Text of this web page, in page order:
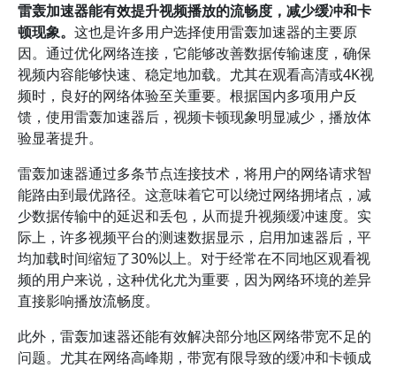
雷轰加速器能有效提升视频播放的流畅度，减少缓冲和卡
顿现象。 这也是许多用户选择使用雷轰加速器的主要原
因。通过优化网络连接，它能够改善数据传输速度，确保
视频内容能够快速、稳定地加载。尤其在观看高清或4K视
频时，良好的网络体验至关重要。根据国内多项用户反
馈，使用雷轰加速器后，视频卡顿现象明显减少，播放体
验显著提升。
雷轰加速器通过多条节点连接技术，将用户的网络请求智
能路由到最优路径。这意味着它可以绕过网络拥堵点，减
少数据传输中的延迟和丢包，从而提升视频缓冲速度。实
际上，许多视频平台的测速数据显示，启用加速器后，平
均加载时间缩短了30%以上。对于经常在不同地区观看视
频的用户来说，这种优化尤为重要，因为网络环境的差异
直接影响播放流畅度。
此外，雷轰加速器还能有效解决部分地区网络带宽不足的
问题。尤其在网络高峰期，带宽有限导致的缓冲和卡顿成